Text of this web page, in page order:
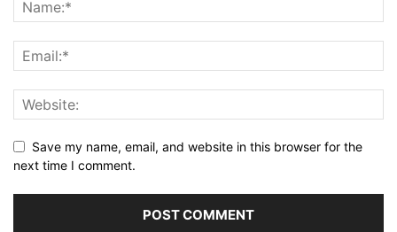
Save my name, email, and website in this browser for the
next time I comment.